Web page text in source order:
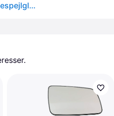
TYC Spejlglas OPEL 325-0059-1 13141984,6428785 Sidespejlglas,Spejlglas, udvendig spejl